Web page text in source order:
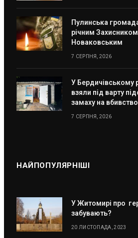
Пулинська
річним
Новаковським
7 СЕРПНЯ, 2026
У Бердичівському
взяли під варту
замаху на вбивство
7 СЕРПНЯ, 2026
НАЙПОПУЛЯРНІШІ
У Житомирі про
забувають?
20 ЛИСТОПАДА, 2023